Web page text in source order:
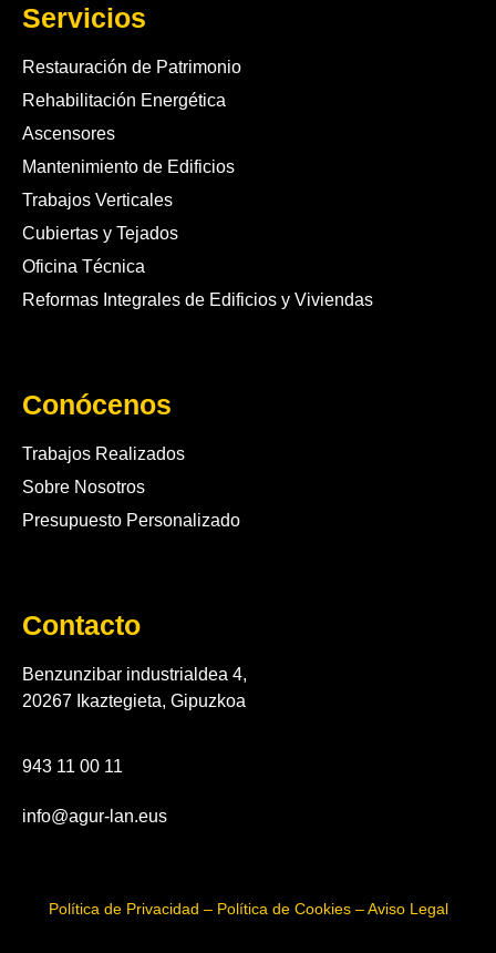
Servicios
Restauración de Patrimonio
Rehabilitación Energética
Ascensores
Mantenimiento de Edificios
Trabajos Verticales
Cubiertas y Tejados
Oficina Técnica
Reformas Integrales de Edificios y Viviendas
Conócenos
Trabajos Realizados
Sobre Nosotros
Presupuesto Personalizado
Contacto
Benzunzibar industrialdea 4,
20267 Ikaztegieta, Gipuzkoa
943 11 00 11
info@agur-lan.eus
Política de Privacidad – Política de Cookies – Aviso Legal